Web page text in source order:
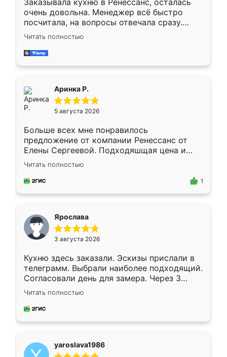
Заказывала кухню в Ренессанс, осталась
очень довольна. Менеджер всё быстро
посчитала, на вопросы отвечала сразу.
Замерщик приехал в субботу, подошёл к
делу со всей ответственностью. Собрали
за день, ребята работали аккуратно, даже
Читать полностью
Аринка Р.
5 августа 2026
Больше всех мне понравилось
предложение от компании Ренессанс от
Елены Сергеевой. Подходяшщая цена и
короткие сроки изготовления. Приехавший
для замера сотрудник Владислав
предложил по моему эскизу самый
Читать полностью
1
Ярослава
3 августа 2026
Кухню здесь заказали. Эскизы прислали в
телеграмм. Выбрали наиболее подходящий.
Согласовали день для замера. Через 3
недели кухня была уже готова. Остались
довольны работой. Спасибо Ренессанс
мебель за качественную работу!
Читать полностью
yaroslava1986